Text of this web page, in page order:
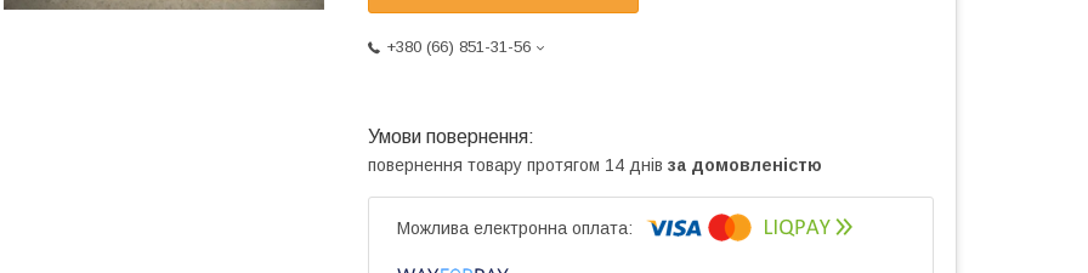
+380 (66) 851-31-56
повернення товару протягом 14 днів за домовленістю